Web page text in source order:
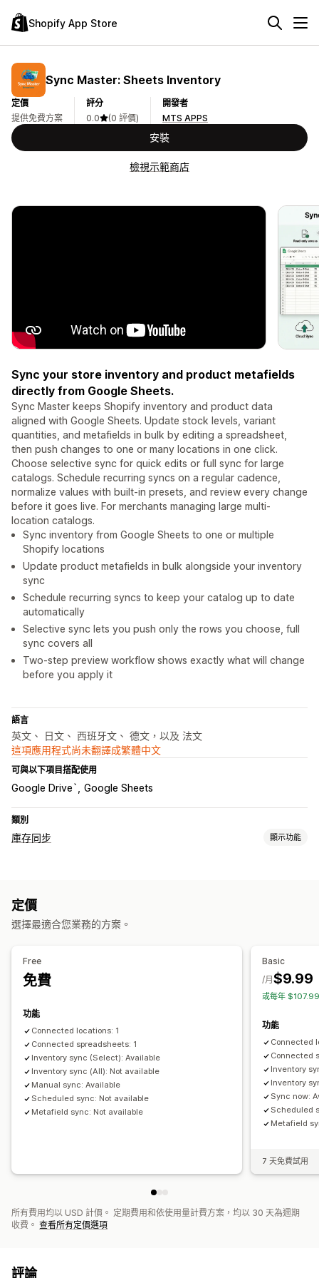
Shopify App Store
Sync Master: Sheets Inventory
定價
提供免費方案
評分
0.0
(0 評價)
開發者
MTS APPS
安裝
檢視示範商店
Sync your store inventory and product metafields
directly from Google Sheets.
Sync Master keeps Shopify inventory and product data
aligned with Google Sheets. Update stock levels, variant
quantities, and metafields in bulk by editing a spreadsheet,
then push changes to one or many locations in one click.
Choose selective sync for quick edits or full sync for large
catalogs. Schedule recurring syncs on a regular cadence,
normalize values with built-in presets, and review every change
before it goes live. For merchants managing large multi-
location catalogs.
Sync inventory from Google Sheets to one or multiple
Shopify locations
Update product metafields in bulk alongside your inventory
sync
Schedule recurring syncs to keep your catalog up to date
automatically
Selective sync lets you push only the rows you choose, full
sync covers all
Two-step preview workflow shows exactly what will change
before you apply it
語言
英文、 日文、 西班牙文、 德文，以及 法文
這項應用程式尚未翻譯成繁體中文
可與以下項目搭配使用
Google Drive` Google Sheets
類別
庫存同步 顯示功能
自訂
定價
選擇最適合您業務的方案。
Free
免費
功能
Connected locations: 1
Connected spreadsheets: 1
Inventory sync (Select): Available
Inventory sync (All): Not available
Manual sync: Available
Scheduled sync: Not available
Metafield sync: Not available
Basic
$9.99
/月
或每年
功能
Connected
Connected
Inventory
Inventory
Sync now:
Scheduled
Metafield
7 天免費試用
所有費用均以 USD 計價。 定期費用和依使用量計費方案，均以 30 天為週期
收費。 查看所有定價選項
評論